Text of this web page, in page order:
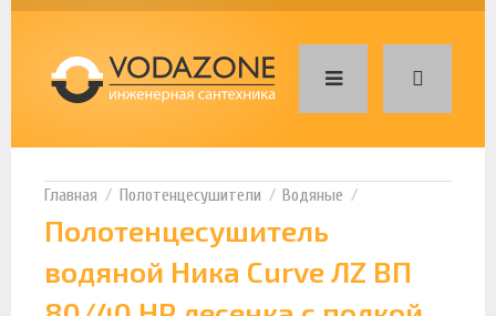
Полотенцесушители Водяные
Полотенцесушитель
водяной Ника Curve ЛZ ВП